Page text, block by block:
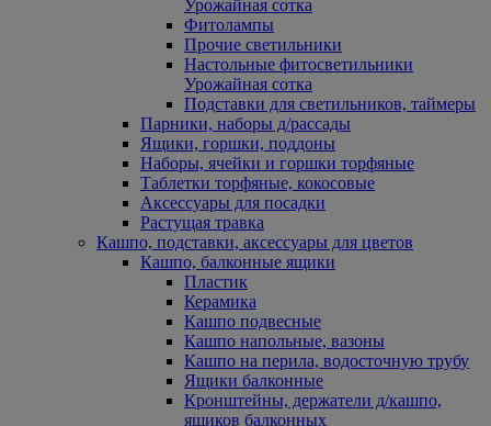
Урожайная сотка
Фитолампы
Прочие светильники
Настольные фитосветильники
Урожайная сотка
Подставки для светильников, таймеры
Парники, наборы д/рассады
Ящики, горшки, поддоны
Наборы, ячейки и горшки торфяные
Таблетки торфяные, кокосовые
Аксессуары для посадки
Растущая травка
Кашпо, подставки, аксессуары для цветов
Кашпо, балконные ящики
Пластик
Керамика
Кашпо подвесные
Кашпо напольные, вазоны
Кашпо на перила, водосточную трубу
Ящики балконные
Кронштейны, держатели д/кашпо,
ящиков балконных